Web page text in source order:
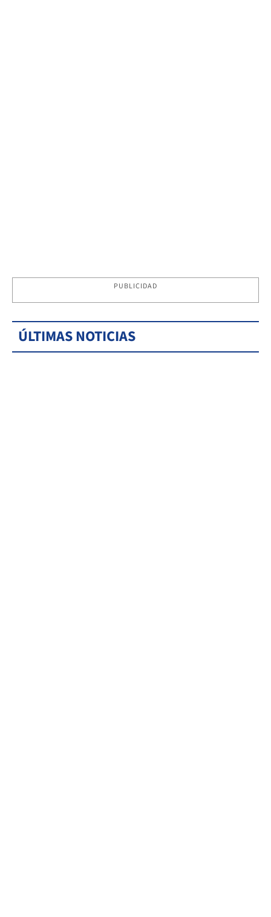
PUBLICIDAD
ÚLTIMAS NOTICIAS